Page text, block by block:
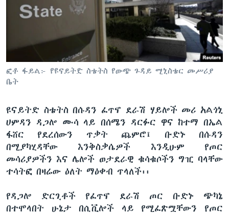
ቋንቋዎች
ፎቶ ፋይል፦ የዩናይትድ ስቴትስ የውጭ ጉዳይ ሚኒስቴር መሥሪያ
ቤት
ዩናይትድ ስቴትስ በሱዳን ፈጥኖ ደራሽ ሃይሎች መሪ አልጎኒ
ሀምዳን ዳጋሎ ሙሳ ላይ በሰሜን ዳርፉር ዋና ከተማ በኤል
ፋሸር የደረሰውን ጥቃት ጨምሮ፤ ቡድኑ በሱዳን
በሚያካሂዳቸው እንቅስቃሴዎች እንዲሁም የጦር
መሳሪያዎችን እና ሌሎች ወታደራዊ ቁሳቁሶችን ግዢ ባላቸው
ተሳትፎ በዛሬው ዕለት ማዕቀብ ጥላለች፡፡
የዳጋሎ ድርጊቶች የፈጥኖ ደራሽ ጦር ቡድኑ ጭካኔ
በተሞላበት ሁኔታ በሲቪሎች ላይ የሚፈጽሟቸውን የጦር